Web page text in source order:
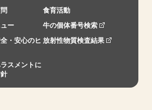
食育活動
ー
牛の個体番号検索
・安心のヒ 放射性物質検査結果
スメントに